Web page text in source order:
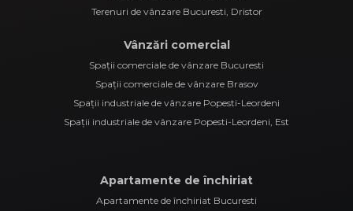
Terenuri de vânzare Bucuresti, Dristor
Vânzări comercial
Spații comerciale de vânzare Bucuresti
Spații comerciale de vânzare Brasov
Spații industriale de vânzare Popesti-Leordeni
Spații industriale de vânzare Popesti-Leordeni, Est
Apartamente de închiriat
Apartamente de închiriat Bucuresti